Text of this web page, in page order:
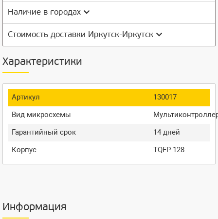
Наличие в городах
Стоимость доставки Иркутск-Иркутск
Характеристики
Артикул
130017
Вид микросхемы
Гарантийный срок
14 дней
Корпус
TQFP-128
Информация